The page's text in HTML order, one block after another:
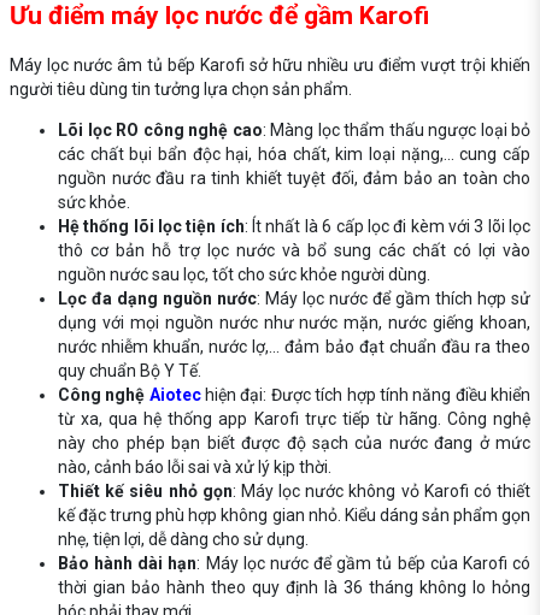
Ưu điểm máy lọc nước để gầm Karofi
Máy lọc nước âm tủ bếp Karofi sở hữu nhiều ưu điểm vượt trội khiến
người tiêu dùng tin tưởng lựa chọn sản phẩm.
Lõi lọc RO công nghệ cao: Màng lọc thẩm thấu ngược loại bỏ
các chất bụi bẩn độc hại, hóa chất, kim loại nặng,... cung cấp
nguồn nước đầu ra tinh khiết tuyệt đối, đảm bảo an toàn cho
sức khỏe.
Hệ thống lõi lọc tiện ích: Ít nhất là 6 cấp lọc đi kèm với 3 lõi lọc
thô cơ bản hỗ trợ lọc nước và bổ sung các chất có lợi vào
nguồn nước sau lọc, tốt cho sức khỏe người dùng.
Lọc đa dạng nguồn nước: Máy lọc nước để gầm thích hợp sử
dụng với mọi nguồn nước như nước mặn, nước giếng khoan,
nước nhiễm khuẩn, nước lợ,... đảm bảo đạt chuẩn đầu ra theo
quy chuẩn Bộ Y Tế.
Công nghệ Aiotechiện đại: Được tích hợp tính năng điều khiển
từ xa, qua hệ thống app Karofi trực tiếp từ hãng. Công nghệ
này cho phép bạn biết được độ sạch của nước đang ở mức
nào, cảnh báo lỗi sai và xử lý kịp thời.
Thiết kế siêu nhỏ gọn: Máy lọc nước không vỏ Karofi có thiết
kế đặc trưng phù hợp không gian nhỏ. Kiểu dáng sản phẩm gọn
nhẹ, tiện lợi, dễ dàng cho sử dụng.
Bảo hành dài hạn: Máy lọc nước để gầm tủ bếp của Karofi có
thời gian bảo hành theo quy định là 36 tháng không lo hỏng
hóc phải thay mới.